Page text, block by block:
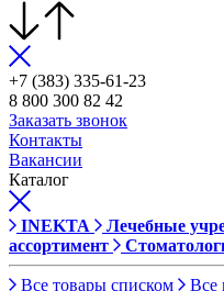
+7 (383) 335-61-23
8 800 300 82 42
Заказать звонок
Контакты
Вакансии
Каталог
INEKTA Лечебные
ассортимент
Все товары списком Все